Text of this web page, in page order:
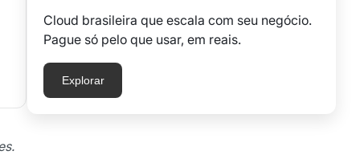
Cloud brasileira que escala com seu negócio.
Pague só pelo que usar, em reais.
Explorar